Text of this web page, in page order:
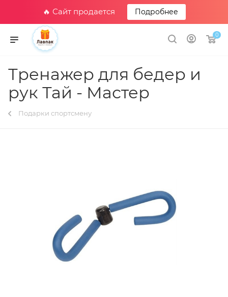
🔥 Сайт продается Подробнее
0
Тренажер для бедер и
рук Тай - Мастер
Подарки спортсмену